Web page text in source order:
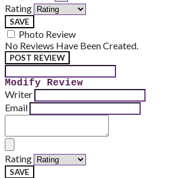
Rating
SAVE
Photo Review
No Reviews Have Been Created.
POST REVIEW
Modify Review
Writer
Email
Rating
SAVE